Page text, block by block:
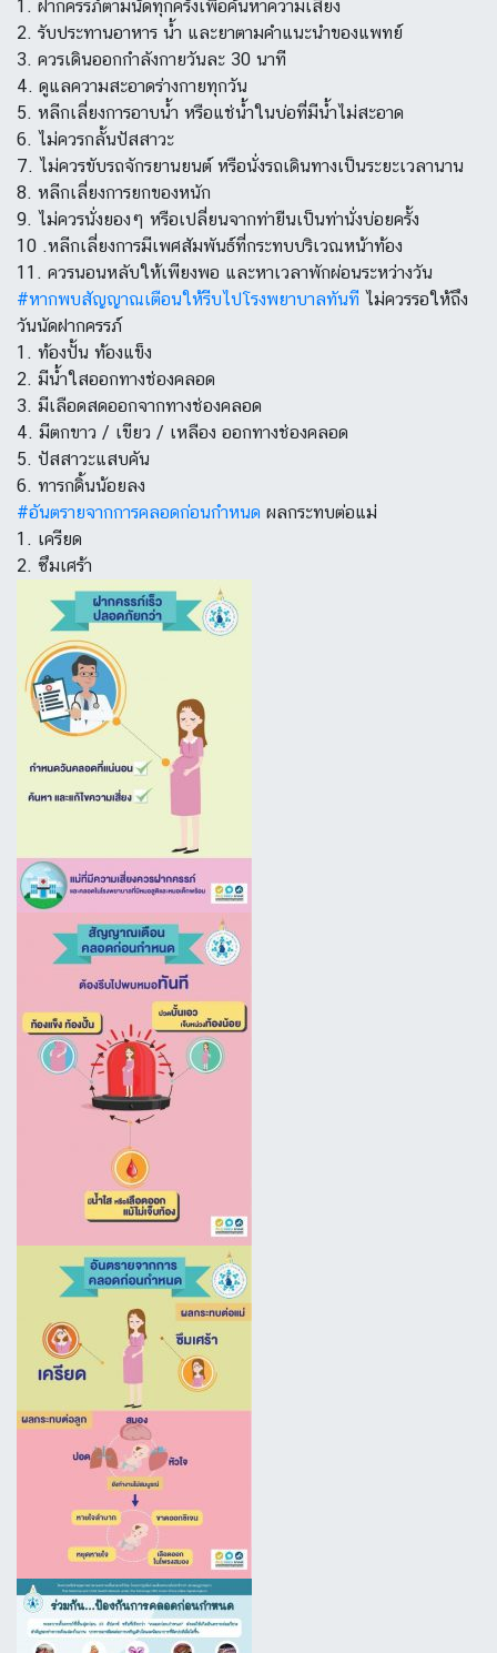
1. ฝากครรภ์ตามนัดทุกครั้งเพื่อค้นหาความเสี่ยง
2. รับประทานอาหาร น้ำ และยาตามคำแนะนำของแพทย์
3. ควรเดินออกกำลังกายวันละ 30 นาที
4. ดูแลความสะอาดร่างกายทุกวัน
5. หลีกเลี่ยงการอาบน้ำ หรือแช่น้ำในบ่อที่มีน้ำไม่สะอาด
6. ไม่ควรกลั้นปัสสาวะ
7. ไม่ควรขับรถจักรยานยนต์ หรือนั่งรถเดินทางเป็นระยะเวลานาน
8. หลีกเลี่ยงการยกของหนัก
9. ไม่ควรนั่งยองๆ หรือเปลี่ยนจากท่ายืนเป็นท่านั่งบ่อยครั้ง
10 .หลีกเลี่ยงการมีเพศสัมพันธ์ที่กระทบบริเวณหน้าท้อง
11. ควรนอนหลับให้เพียงพอ และหาเวลาพักผ่อนระหว่างวัน
#หากพบสัญญาณเตือนให้รีบไปโรงพยาบาลทันที ไม่ควรรอให้ถึง
วันนัดฝากครรภ์
1. ท้องปั้น ท้องแข็ง
2. มีน้ำใสออกทางช่องคลอด
3. มีเลือดสดออกจากทางช่องคลอด
4. มีตกขาว / เขียว / เหลือง ออกทางช่องคลอด
5. ปัสสาวะแสบคัน
6. ทารกดิ้นน้อยลง
#อันตรายจากการคลอดก่อนกำหนด ผลกระทบต่อแม่
1. เครียด
2. ซึมเศร้า